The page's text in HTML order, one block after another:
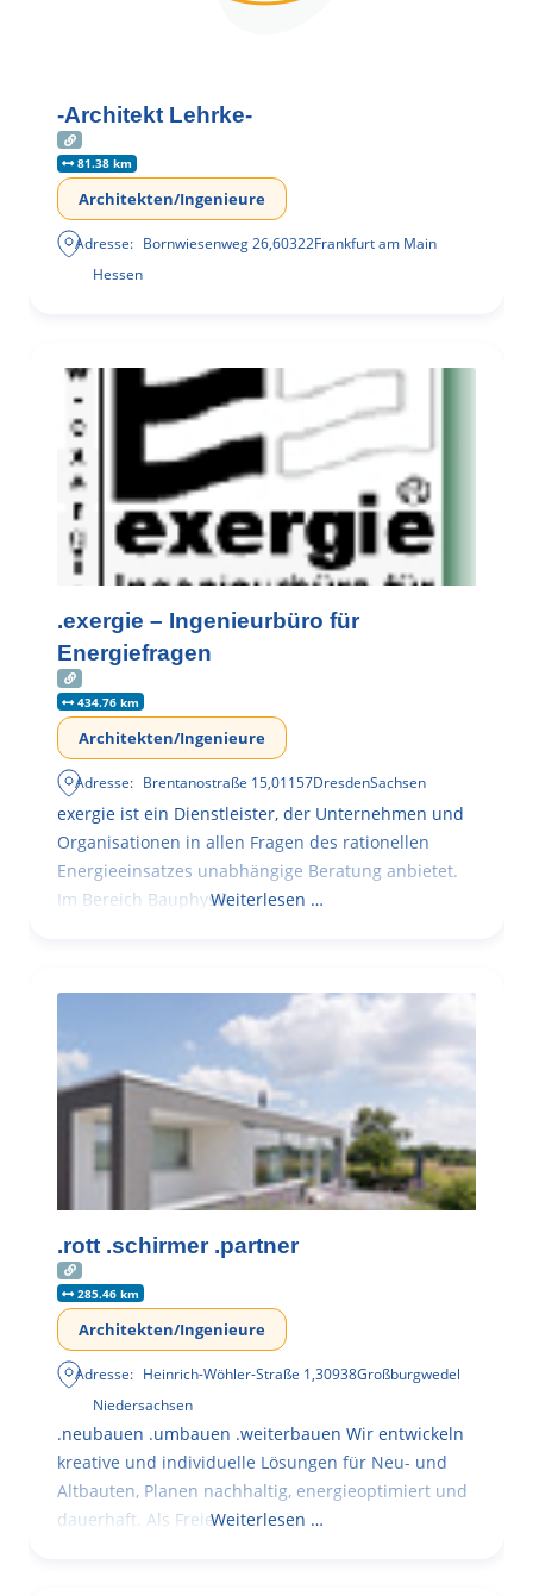
-Architekt Lehrke-
81.38 km
Architekten/Ingenieure
Adresse: Bornwiesenweg 26,60322Frankfurt am Main
Hessen
.exergie – Ingenieurbüro für
Energiefragen
434.76 km
Architekten/Ingenieure
Adresse: Brentanostraße 15,01157DresdenSachsen
exergie ist ein Dienstleister, der Unternehmen und
Organisationen in allen Fragen des rationellen
Energieeinsatzes unabhängige Beratung anbietet.
Im Bereich BauphysikWeiterlesen …
.rott .schirmer .partner
285.46 km
Architekten/Ingenieure
Adresse: Heinrich-Wöhler-Straße 1,30938Großburgwedel
Niedersachsen
.neubauen .umbauen .weiterbauen Wir entwickeln
kreative und individuelle Lösungen für Neu- und
Altbauten, Planen nachhaltig, energieoptimiert und
dauerhaft. Als FreieWeiterlesen …